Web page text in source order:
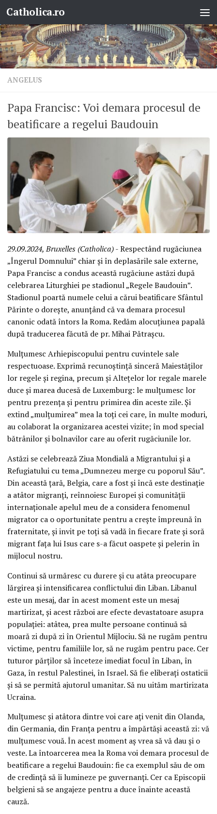
Skip to content
Catholica.ro
ANGELUS
Papa Francisc: Voi demara procesul de
beatificare a regelui Baudouin
29.09.2024, Bruxelles (Catholica)- Respectând rugăciunea
„Îngerul Domnului” chiar și în deplasările sale externe,
Papa Francisc a condus această rugăciune astăzi după
celebrarea Liturghiei pe stadionul „Regele Baudouin”.
Stadionul poartă numele celui a cărui beatificare Sfântul
Părinte o dorește, anunțând că va demara procesul
canonic odată întors la Roma. Redăm alocuțiunea papală
după traducerea făcută de pr. Mihai Pătrașcu.
Mulțumesc Arhiepiscopului pentru cuvintele sale
respectuoase. Exprimă recunoștință sinceră Maiestăților
lor regele și regina, precum și Altețelor lor regale marele
duce și marea ducesă de Luxemburg: le mulțumesc lor
pentru prezența și pentru primirea din aceste zile. Și
extind „mulțumirea” mea la toți cei care, în multe moduri,
au colaborat la organizarea acestei vizite; în mod special
bătrânilor și bolnavilor care au oferit rugăciunile lor.
Astăzi se celebrează Ziua Mondială a Migrantului și a
Refugiatului cu tema „Dumnezeu merge cu poporul Său”.
Din această țară, Belgia, care a fost și încă este destinație
a atâtor migranți, reînnoiesc Europei și comunității
internaționale apelul meu de a considera fenomenul
migrator ca o oportunitate pentru a crește împreună în
fraternitate, și invit pe toți să vadă în fiecare frate și soră
migrant fața lui Isus care s-a făcut oaspete și pelerin în
mijlocul nostru.
Continui să urmăresc cu durere și cu atâta preocupare
lărgirea și intensificarea conflictului din Liban. Libanul
este un mesaj, dar în acest moment este un mesaj
martirizat, și acest război are efecte devastatoare asupra
populației: atâtea, prea multe persoane continuă să
moară zi după zi în Orientul Mijlociu. Să ne rugăm pentru
victime, pentru familiile lor, să ne rugăm pentru pace. Cer
tuturor părților să înceteze imediat focul în Liban, în
Gaza, în restul Palestinei, în Israel. Să fie eliberați ostaticii
și să se permită ajutorul umanitar. Să nu uităm martirizata
Ucraina.
Mulțumesc și atâtora dintre voi care ați venit din Olanda,
din Germania, din Franța pentru a împărtăși această zi: vă
mulțumesc vouă. În acest moment aș vrea să vă dau și o
veste. La întoarcerea mea la Roma voi demara procesul de
beatificare a regelui Baudouin: fie ca exemplul său de om
de credință să îi lumineze pe guvernanți. Cer ca Episcopii
belgieni să se angajeze pentru a duce înainte această
cauză.